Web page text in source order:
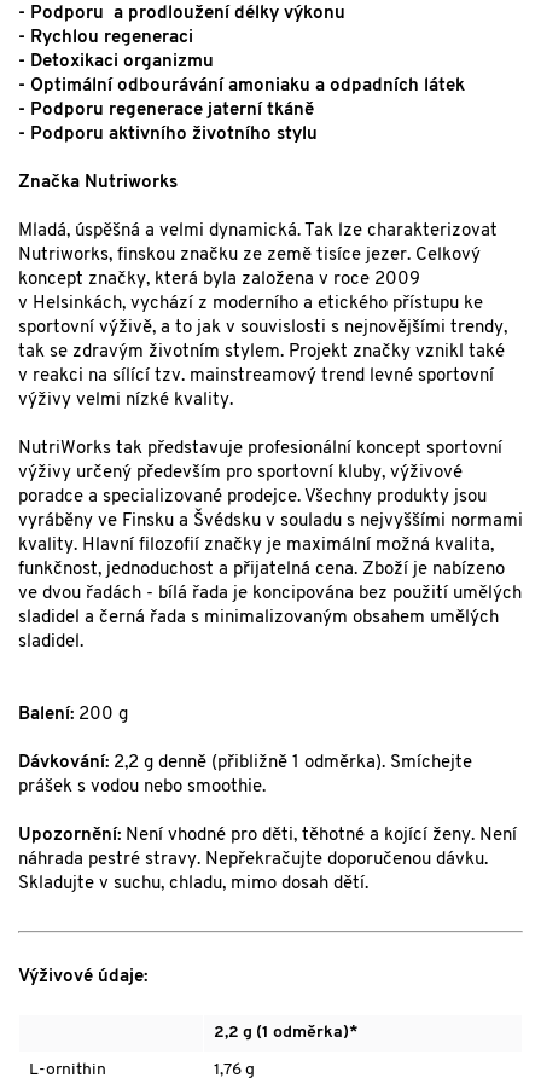
- Podporu a prodloužení délky výkonu
- Rychlou regeneraci
- Detoxikaci organizmu
- Optimální odbourávání amoniaku a odpadních látek
- Podporu regenerace jaterní tkáně
- Podporu aktivního životního stylu
Značka Nutriworks
Mladá, úspěšná a velmi dynamická. Tak lze charakterizovat
Nutriworks, finskou značku ze země tisíce jezer. Celkový
koncept značky, která byla založena v roce 2009
v Helsinkách, vychází z moderního a etického přístupu ke
sportovní výživě, a to jak v souvislosti s nejnovějšími trendy,
tak se zdravým životním stylem. Projekt značky vznikl také
v reakci na sílící tzv. mainstreamový trend levné sportovní
výživy velmi nízké kvality.
NutriWorks tak představuje profesionální koncept sportovní
výživy určený především pro sportovní kluby, výživové
poradce a specializované prodejce. Všechny produkty jsou
vyráběny ve Finsku a Švédsku v souladu s nejvyššími normami
kvality. Hlavní filozofií značky je maximální možná kvalita,
funkčnost, jednoduchost a přijatelná cena. Zboží je nabízeno
ve dvou řadách - bílá řada je koncipována bez použití umělých
sladidel a černá řada s minimalizovaným obsahem umělých
sladidel.
Balení: 200 g
Dávkování: 2,2 g denně (přibližně 1 odměrka). Smíchejte
prášek s vodou nebo smoothie.
Upozornění: Není vhodné pro děti, těhotné a kojící ženy. Není
náhrada pestré stravy. Nepřekračujte doporučenou dávku.
Skladujte v suchu, chladu, mimo dosah dětí.
Výživové údaje:
2,2 g (1 odměrka)*
L-ornithin 1,76 g